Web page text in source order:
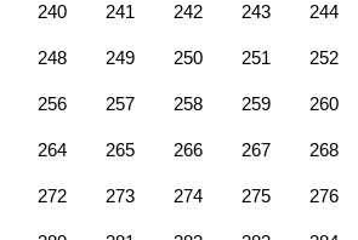
240 241 242 243 244
248 249 250 251 252
256 257 258 259 260
264 265 266 267 268
272 273 274 275 276